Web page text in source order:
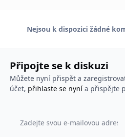
Nejsou k dispozici žádné
Připojte se k diskuzi
Můžete nyní přispět a
účet, přihlaste se nynía přispějte